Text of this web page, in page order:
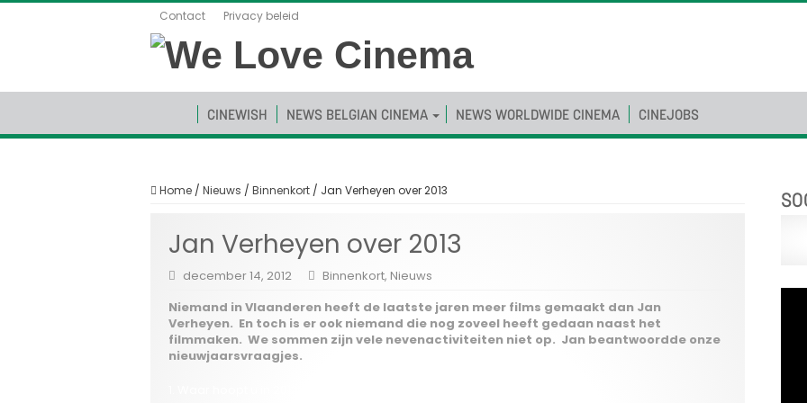
Contact Privacy beleid
CINEWISH NEWS BELGIAN CINEMA NEWS WORLDWIDE CINEMA CINEJOBS
Home / Nieuws / Binnenkort / Jan Verheyen over 2013
Jan Verheyen over 2013
december 14, 2012 Binnenkort, Nieuws
Niemand in Vlaanderen heeft de laatste jaren meer films gemaakt dan Jan
Verheyen. En toch is er ook niemand die nog zoveel heeft gedaan naast het
filmmaken. We sommen zijn vele nevenactiviteiten niet op. Jan beantwoordde onze
nieuwjaarsvraagjes.